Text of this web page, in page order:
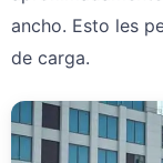
ancho. Esto les
de carga.